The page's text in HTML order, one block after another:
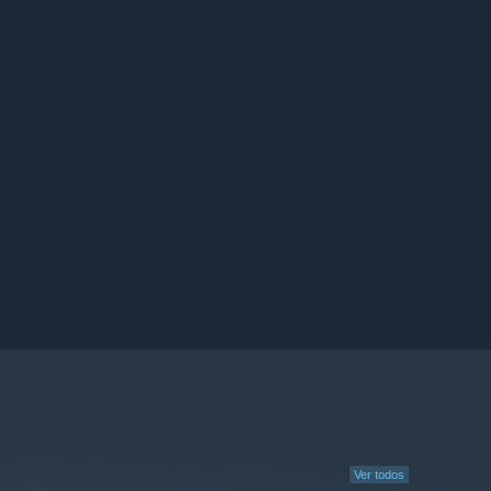
Ver todos